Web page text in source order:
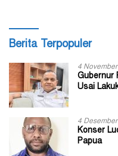
Berita Terpopuler
4
Gubernur
Usai
4
Konser
Papua